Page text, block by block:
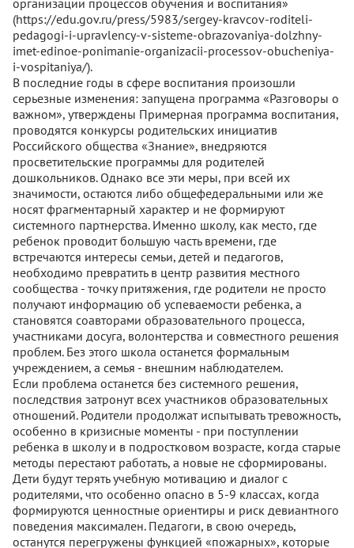
организации процессов обучения и воспитания»
(https://edu.gov.ru/press/5983/sergey-kravcov-roditeli-
pedagogi-i-upravlency-v-sisteme-obrazovaniya-dolzhny-
imet-edinoe-ponimanie-organizacii-processov-obucheniya-
i-vospitaniya/).
В последние годы в сфере воспитания произошли
серьезные изменения: запущена программа «Разговоры о
важном», утверждены Примерная программа воспитания,
проводятся конкурсы родительских инициатив
Российского общества «Знание», внедряются
просветительские программы для родителей
дошкольников. Однако все эти меры, при всей их
значимости, остаются либо общефедеральными или же
носят фрагментарный характер и не формируют
системного партнерства. Именно школу, как место, где
ребенок проводит большую часть времени, где
встречаются интересы семьи, детей и педагогов,
необходимо превратить в центр развития местного
сообщества - точку притяжения, где родители не просто
получают информацию об успеваемости ребенка, а
становятся соавторами образовательного процесса,
участниками досуга, волонтерства и совместного решения
проблем. Без этого школа останется формальным
учреждением, а семья - внешним наблюдателем.
Если проблема останется без системного решения,
последствия затронут всех участников образовательных
отношений. Родители продолжат испытывать тревожность,
особенно в кризисные моменты - при поступлении
ребенка в школу и в подростковом возрасте, когда старые
методы перестают работать, а новые не сформированы.
Дети будут терять учебную мотивацию и диалог с
родителями, что особенно опасно в 5-9 классах, когда
формируются ценностные ориентиры и риск девиантного
поведения максимален. Педагоги, в свою очередь,
останутся перегружены функцией «пожарных», которые